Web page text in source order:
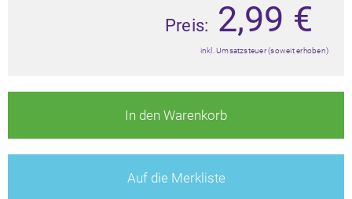
Preis: 2,99 €
inkl. Umsatzsteuer (soweit erhoben)
In den Warenkorb
Auf die Merkliste